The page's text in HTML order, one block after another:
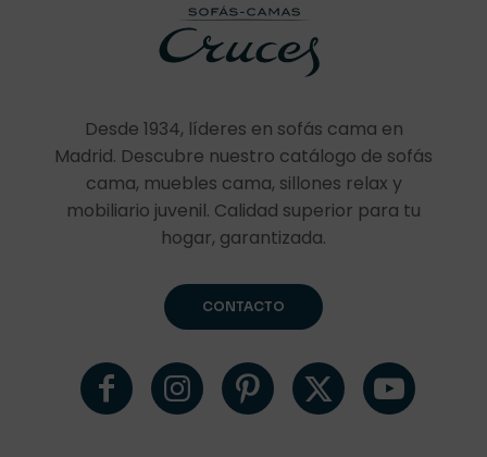
Desde 1934, líderes en sofás cama en
Madrid. Descubre nuestro catálogo de sofás
cama, muebles cama, sillones relax y
mobiliario juvenil. Calidad superior para tu
hogar, garantizada.
CONTACTO